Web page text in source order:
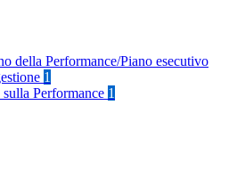
della Performance/Piano esecutivo
1
Performance 1